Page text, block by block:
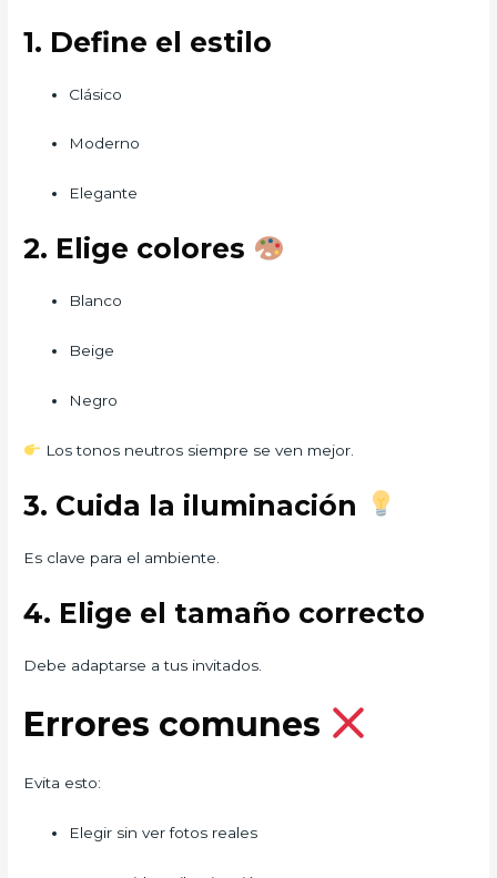
1. Define el estilo
Clásico
Moderno
Elegante
2. Elige colores
Blanco
Beige
Negro
Los tonos neutros siempre se ven mejor.
3. Cuida la iluminación
Es clave para el ambiente.
4. Elige el tamaño correcto
Debe adaptarse a tus invitados.
Errores comunes
Evita esto:
Elegir sin ver fotos reales